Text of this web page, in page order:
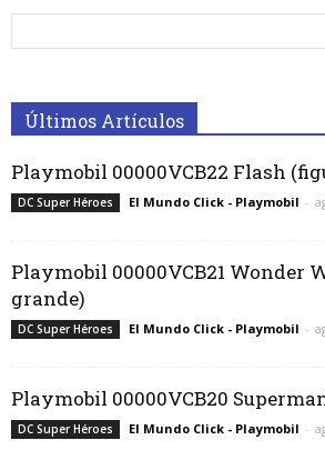
Últimos Artículos
Playmobil 00000VCB22 Flash
DC Super Héroes El Mundo Click - Playmobil -
Playmobil 00000VCB21 Wonder
grande)
DC Super Héroes El Mundo Click - Playmobil -
Playmobil 00000VCB20
DC Super Héroes El Mundo Click - Playmobil -